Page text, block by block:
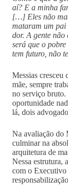
aí? E a minha
[…] Eles não
mataram um pai
dor. A gente
será que o
tem futuro, não
Messias cresceu
mãe, sempre
no serviço bruto.
oportunidade
lá, dois
Na avaliação do
culminar na
arquitetura de
Nessa estrutura,
com o Executivo